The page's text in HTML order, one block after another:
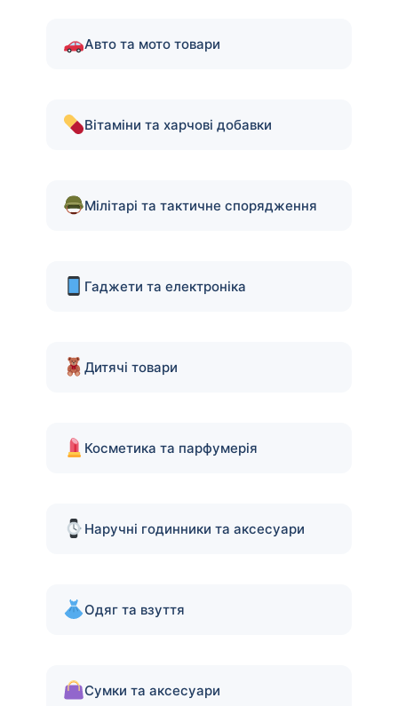
Авто та мото товари
Вітаміни та харчові добавки
Мілітарі та тактичне спорядження
Гаджети та електроніка
Дитячі товари
Косметика та парфумерія
Наручні годинники та аксесуари
Одяг та взуття
Сумки та аксесуари